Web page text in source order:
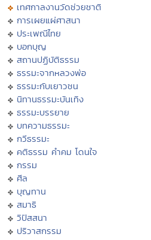
เทศกาลงานวัดช่วยชาติ
การเผยแผ่ศาสนา
ประเพณีไทย
บอกบุญ
สถานปฏิบัติธรรม
ธรรมะจากหลวงพ่อ
ธรรมะกับเยาวชน
นิทานธรรมะบันเทิง
ธรรมะบรรยาย
บทความธรรมะ
กวีธรรมะ
คติธรรม คำคม โดนใจ
กรรม
ศีล
บุญทาน
สมาธิ
วิปัสสนา
ปริวาสกรรม